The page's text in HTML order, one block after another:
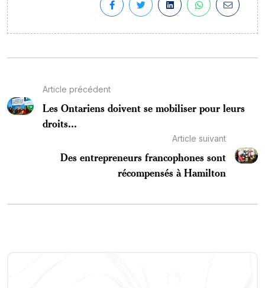
Article précédent
Les Ontariens doivent se mobiliser pour leurs
droits...
Article suivant
Des entrepreneurs francophones sont
récompensés à Hamilton